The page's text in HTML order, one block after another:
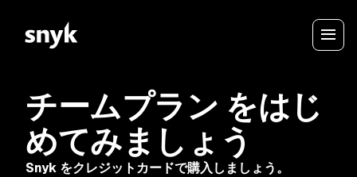
チームプラン をはじ
めてみましょう
Snyk をクレジットカードで購入しましょう。